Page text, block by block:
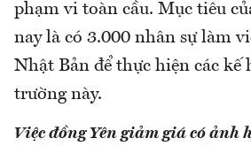
phạm vi toàn cầu. Mục tiêu
nay là có 3.000 nhân sự làm
Nhật Bản để thực hiện các kế
trường này.
Việc đồng Yên giảm giá có ảnh